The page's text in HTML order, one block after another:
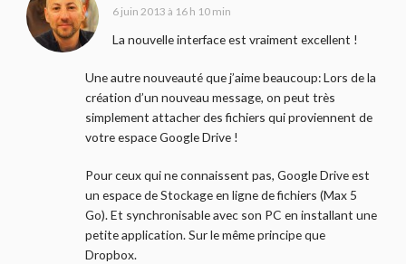
6 juin 2013 à 16 h 10 min
La nouvelle interface est vraiment excellent !
Une autre nouveauté que j’aime beaucoup: Lors de la
création d’un nouveau message, on peut très
simplement attacher des fichiers qui proviennent de
votre espace Google Drive !
Pour ceux qui ne connaissent pas, Google Drive est
un espace de Stockage en ligne de fichiers (Max 5
Go). Et synchronisable avec son PC en installant une
petite application. Sur le même principe que
Dropbox.